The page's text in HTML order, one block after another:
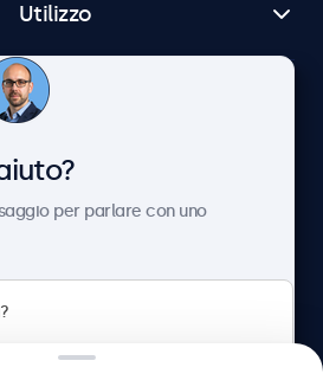
Utilizzo
Clienti
per parlare con uno